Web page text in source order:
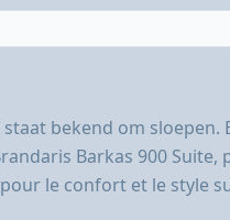
bekend om
Barkas 900
le confort et le style